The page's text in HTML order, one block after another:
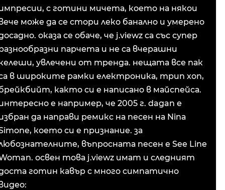
с готини мичета, което на някои
може да се стори леко банално и умерено
оказа се обаче, че j.viewz са със супер
парчета и не са вчерашни
увлечени от тренда. нещата все пак
в широките рамки електроника, трип хоп,
както си е написано в майспейса.
е например, че 2005 г. dagan е
да направи ремикс на песен на Nina
което си е признание. за
въпросната песен е See Line
освен това j.viewz имат и следният
готин кавър с много симпатично